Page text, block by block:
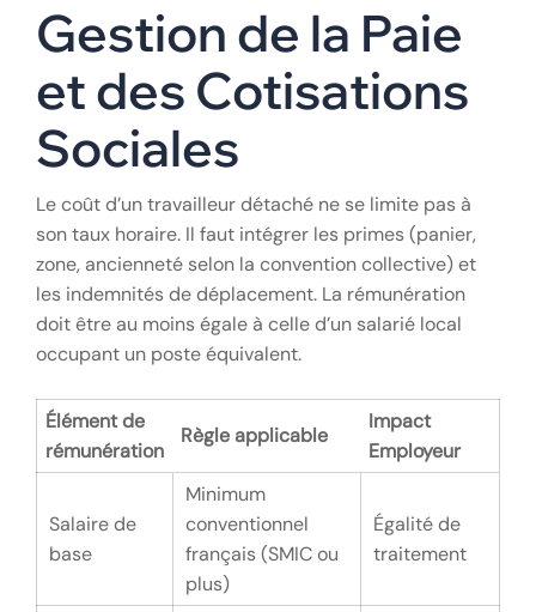
Gestion de la Paie
et des Cotisations
Sociales
Le coût d’un travailleur détaché ne se limite pas à
son taux horaire. Il faut intégrer les primes (panier,
zone, ancienneté selon la convention collective) et
les indemnités de déplacement. La rémunération
doit être au moins égale à celle d’un salarié local
occupant un poste équivalent.
Élément de
rémunération
Règle applicable
Impact
Employeur
Salaire de
base
Minimum
conventionnel
français (SMIC ou
plus)
Égalité de
traitement